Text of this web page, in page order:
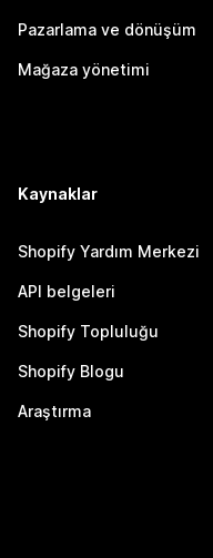
Pazarlama ve dönüşüm
Mağaza yönetimi
Kaynaklar
Shopify Yardım Merkezi
API belgeleri
Shopify Topluluğu
Shopify Blogu
Araştırma